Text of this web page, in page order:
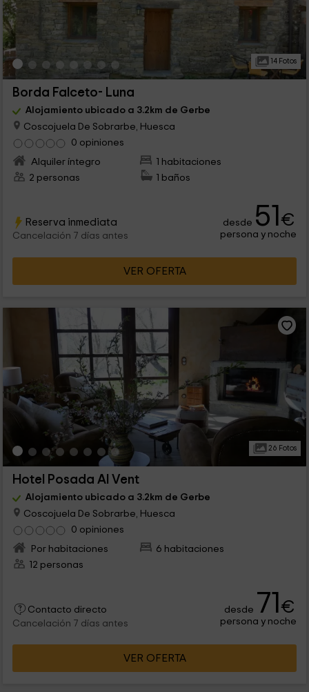
14 Fotos
Borda Falceto- Luna
Alojamiento ubicado a 3.2km de Gerbe
Coscojuela De Sobrarbe, Huesca
0 opiniones
Alquiler íntegro
1 habitaciones
2 personas
1 baños
Reserva inmediata
Cancelación 7 días antes
desde 51€
persona y noche
VER OFERTA
26 Fotos
Hotel Posada Al Vent
Alojamiento ubicado a 3.2km de Gerbe
Coscojuela De Sobrarbe, Huesca
0 opiniones
Por habitaciones
6 habitaciones
12 personas
Contacto directo
Cancelación 7 días antes
desde 71€
persona y noche
VER OFERTA